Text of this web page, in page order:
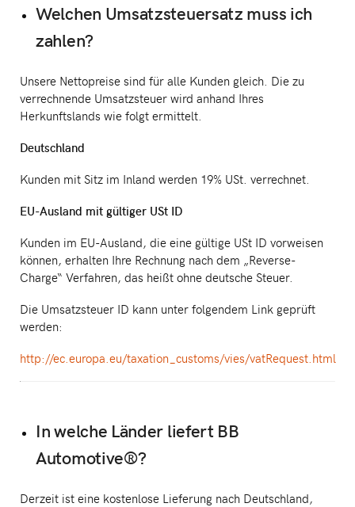
Welchen Umsatzsteuersatz muss ich
zahlen?
Unsere Nettopreise sind für alle Kunden gleich. Die zu
verrechnende Umsatzsteuer wird anhand Ihres
Herkunftslands wie folgt ermittelt.
Deutschland
Kunden mit Sitz im Inland werden 19% USt. verrechnet.
EU-Ausland mit gültiger USt ID
Kunden im EU-Ausland, die eine gültige USt ID vorweisen
können, erhalten Ihre Rechnung nach dem „Reverse-
Charge“ Verfahren, das heißt ohne deutsche Steuer.
Die Umsatzsteuer ID kann unter folgendem Link geprüft
werden:
http://ec.europa.eu/taxation_customs/vies/vatRequest.html
In welche Länder liefert BB
Automotive®?
Derzeit ist eine kostenlose Lieferung nach Deutschland,